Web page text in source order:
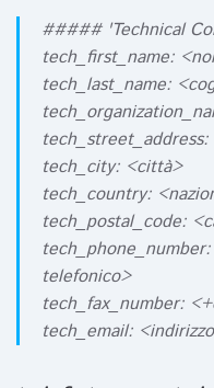
##### 'Technical
tech_first_name:
tech_last_name:
tech_city: <città>
tech_country:
tech_postal_code:
telefonico>
tech_fax_number:
tech_email: